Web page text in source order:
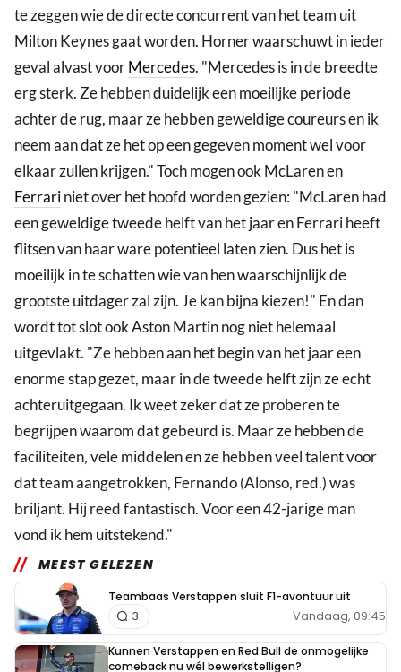
te zeggen wie de directe concurrent van het team uit
Milton Keynes gaat worden. Horner waarschuwt in ieder
geval alvast voorMercedes. "Mercedes is in de breedte
erg sterk. Ze hebben duidelijk een moeilijke periode
achter de rug, maar ze hebben geweldige coureurs en ik
neem aan dat ze het op een gegeven moment wel voor
elkaar zullen krijgen." Toch mogen ook McLaren en
Ferrariniet over het hoofd worden gezien: "McLaren had
een geweldige tweede helft van het jaar en Ferrari heeft
flitsen van haar ware potentieel laten zien. Dus het is
moeilijk in te schatten wie van hen waarschijnlijk de
grootste uitdager zal zijn. Je kan bijna kiezen!" En dan
wordt tot slot ook Aston Martin nog niet helemaal
uitgevlakt. "Ze hebben aan het begin van het jaar een
enorme stap gezet, maar in de tweede helft zijn ze echt
achteruitgegaan. Ik weet zeker dat ze proberen te
begrijpen waarom dat gebeurd is. Maar ze hebben de
faciliteiten, vele middelen en ze hebben veel talent voor
dat team aangetrokken, Fernando (Alonso, red.) was
briljant. Hij reed fantastisch. Voor een 42-jarige man
vond ik hem uitstekend."
MEEST GELEZEN
Teambaas Verstappen sluit F1-avontuur uit
Vandaag, 09:45
3
Kunnen Verstappen en Red Bull de onmogelijke
comeback nu wél bewerkstelligen?